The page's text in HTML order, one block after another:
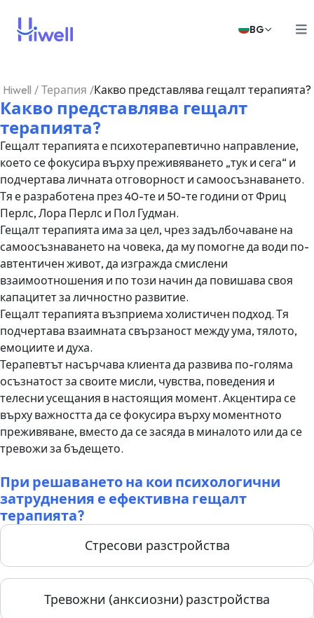
BG
Hiwell / Терапия /Какво представлява гещалт терапията?
Какво представлява гещалт
терапията?
Гещалт терапията е психотерапевтично направление,
което се фокусира върху преживяването „тук и сега“ и
подчертава личната отговорност и самоосъзнаването.
Тя е разработена през 40-те и 50-те години от Фриц
Перлс, Лора Перлс и Пол Гудман.
Гещалт терапията има за цел, чрез задълбочаване на
самоосъзнаването на човека, да му помогне да води по-
автентичен живот, да изгражда смислени
взаимоотношения и по този начин да повишава своя
капацитет за личностно развитие.
Гещалт терапията възприема холистичен подход. Тя
подчертава взаимната свързаност между ума, тялото,
емоциите и духа.
Терапевтът насърчава клиента да развива по-голяма
осъзнатост за своите мисли, чувства, поведения и
телесни усещания в настоящия момент. Акцентира се
върху важността да се фокусира върху моментното
преживяване, вместо да се засяда в миналото или да се
тревожи за бъдещето.
При решаването на кои психологични
затруднения е ефективна гещалт
терапията?
Стресови разстройства
Тревожни (анксиозни) разстройства